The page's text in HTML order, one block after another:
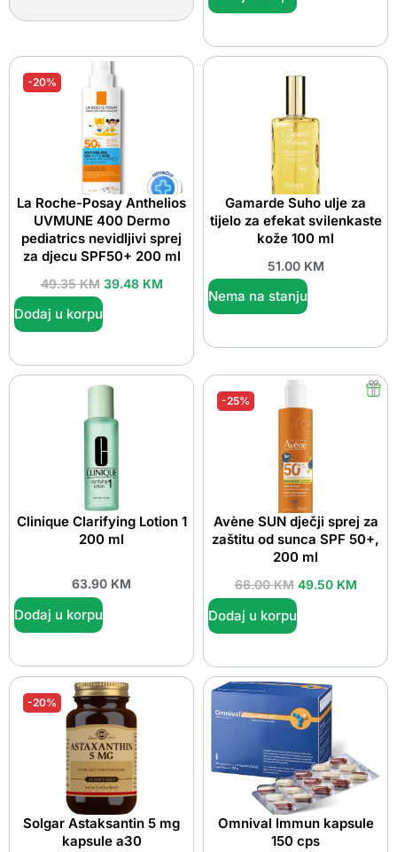
-20%
La Roche-Posay Anthelios
UVMUNE 400 Dermo
pediatrics nevidljivi sprej
za djecu SPF50+ 200 ml
49.35KM 39.48 KM
Dodaj u korpu
Gamarde Suho ulje za
tijelo za efekat svilenkaste
kože 100 ml
51.00 KM
Nema na stanju
Clinique Clarifying Lotion 1
200 ml
63.90 KM
Dodaj u korpu
-25%
Avène SUN dječji sprej za
zaštitu od sunca SPF 50+,
200 ml
66.00KM 49.50 KM
Dodaj u korpu
-20%
Solgar Astaksantin 5 mg
kapsule a30
Omnival Immun kapsule
150 cps